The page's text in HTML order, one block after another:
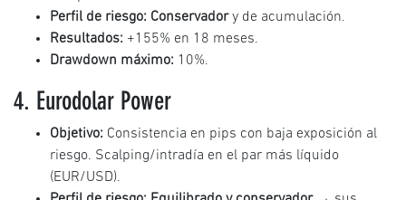
Perfil de riesgo: Conservadory de acumulación.
Resultados: +155% en 18 meses.
Drawdown máximo: 10%.
4. Eurodolar Power
Objetivo: Consistencia en pips con baja exposición al
riesgo. Scalping/intradía en el par más líquido
(EUR/USD).